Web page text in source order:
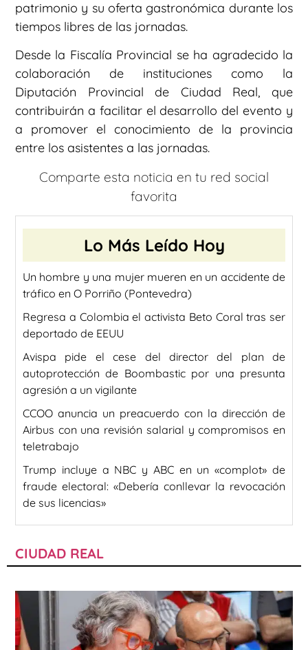
patrimonio y su oferta gastronómica durante los
tiempos libres de las jornadas.
Desde la Fiscalía Provincial se ha agradecido la
colaboración de instituciones como la
Diputación Provincial de Ciudad Real, que
contribuirán a facilitar el desarrollo del evento y
a promover el conocimiento de la provincia
entre los asistentes a las jornadas.
Comparte esta noticia en tu red social
favorita
Lo Más Leído Hoy
Un hombre y una mujer mueren en un accidente de
tráfico en O Porriño (Pontevedra)
Regresa a Colombia el activista Beto Coral tras ser
deportado de EEUU
Avispa pide el cese del director del plan de
autoprotección de Boombastic por una presunta
agresión a un vigilante
CCOO anuncia un preacuerdo con la dirección de
Airbus con una revisión salarial y compromisos en
teletrabajo
Trump incluye a NBC y ABC en un «complot» de
fraude electoral: «Debería conllevar la revocación
de sus licencias»
CIUDAD REAL